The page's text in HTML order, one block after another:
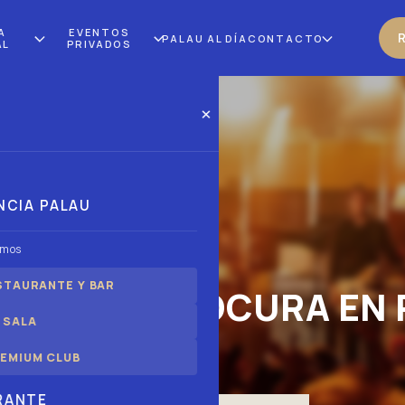
EVENTOS
PRIVADOS
PALAU AL DÍA CONTACTO
×
PALAU
Y BAR
SALA
CLUB
LA LOCURA EN